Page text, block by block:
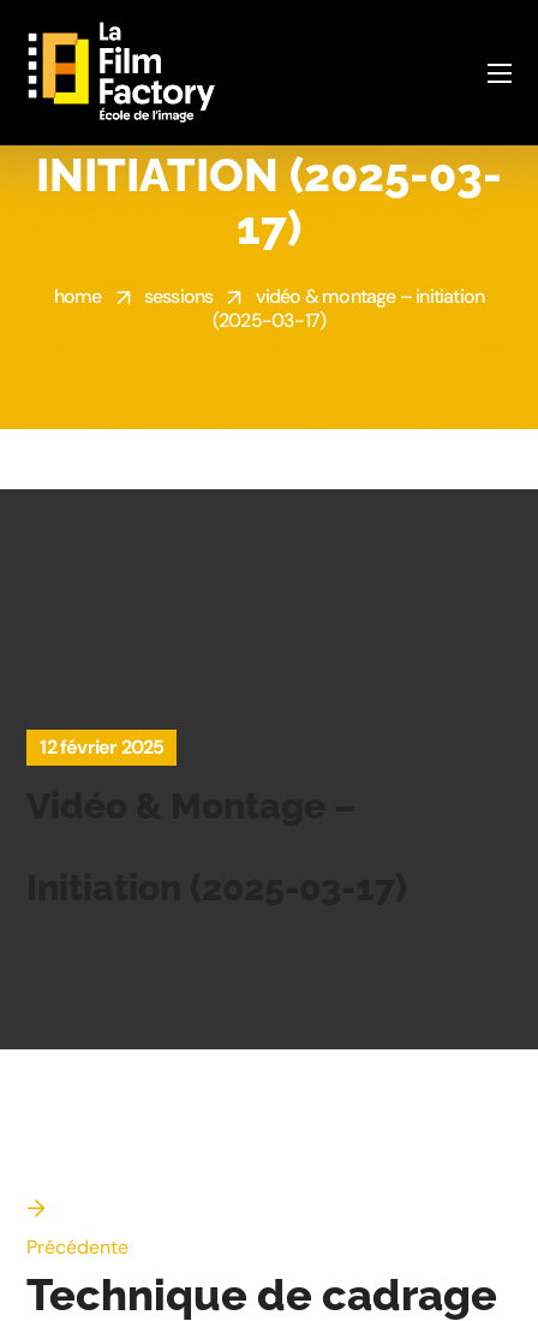
VIDÉO & MONTAGE –
INITIATION (2025-03-
17)
home sessions
vidéo & montage – initiation
(2025-03-17)
12 février 2025
Précédente
Technique de cadrage